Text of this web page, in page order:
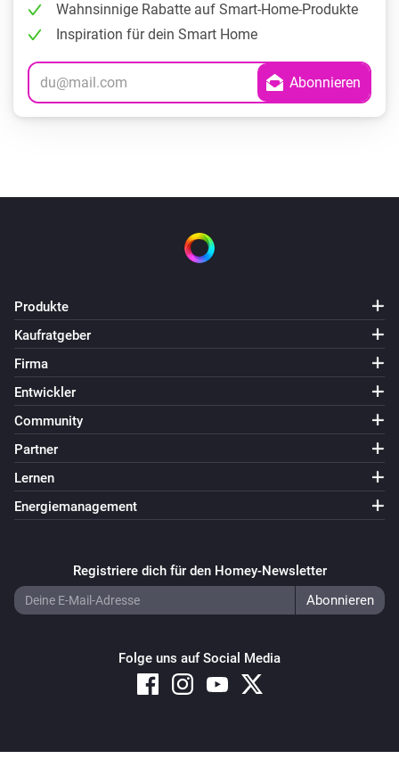
Wahnsinnige Rabatte auf Smart-Home-Produkte
Inspiration für dein Smart Home
Produkte
Kaufratgeber
Firma
Entwickler
Community
Partner
Lernen
Energiemanagement
Registriere dich für den Homey-Newsletter
Folge uns auf Social Media